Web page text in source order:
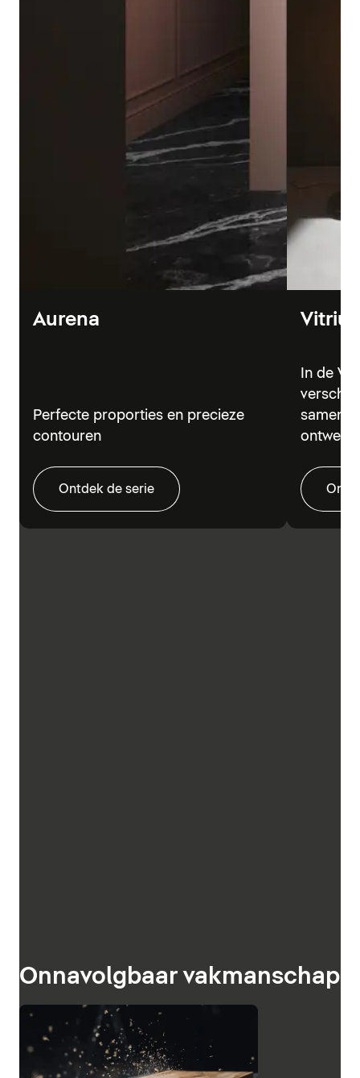
Aurena
Perfecte proporties en precieze
contouren
Ontdek de serie
In de
samen
ontwerp.
Onnavolgbaar vakmanschap